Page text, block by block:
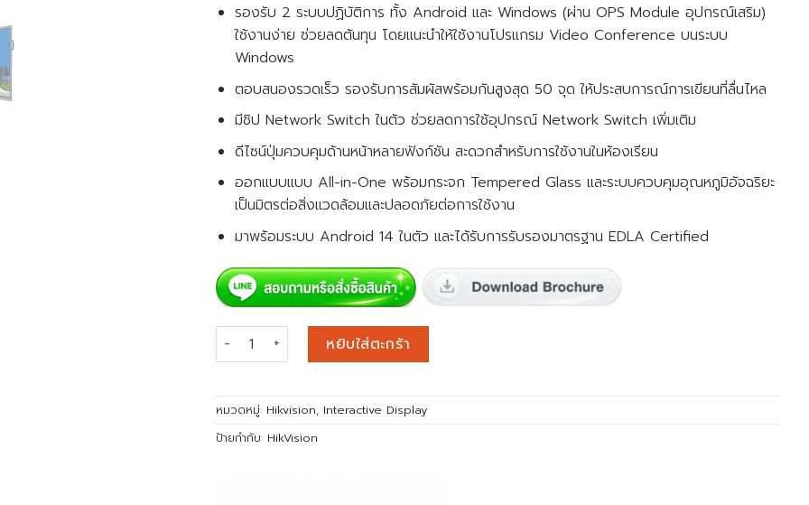
รองรับ 2 ระบบปฏิบัติการ ทั้ง Android และ Windows (ผ่าน OPS Module อุปกรณ์เสริม)
ใช้งานง่าย ช่วยลดต้นทุน โดยแนะนำให้ใช้งานโปรแกรม Video Conference บนระบบ
Windows
ตอบสนองรวดเร็ว รองรับการสัมผัสพร้อมกันสูงสุด 50 จุด ให้ประสบการณ์การเขียนที่ลื่นไหล
มีชิป Network Switch ในตัว ช่วยลดการใช้อุปกรณ์ Network Switch เพิ่มเติม
ดีไซน์ปุ่มควบคุมด้านหน้าหลายฟังก์ชัน สะดวกสำหรับการใช้งานในห้องเรียน
ออกแบบแบบ All-in-One พร้อมกระจก Tempered Glass และระบบควบคุมอุณหภูมิอัจฉริยะ
เป็นมิตรต่อสิ่งแวดล้อมและปลอดภัยต่อการใช้งาน
มาพร้อมระบบ Android 14 ในตัว และได้รับการรับรองมาตรฐาน EDLA Certified
จำนวน HIKVISION IFP DS-D5B65RB/FP 65 นิ้ว 4K Interactive Display ชิ้น
หยิบใส่ตะกร้า
หมวดหมู่: Hikvision, Interactive Display
ป้ายกำกับ: HikVision